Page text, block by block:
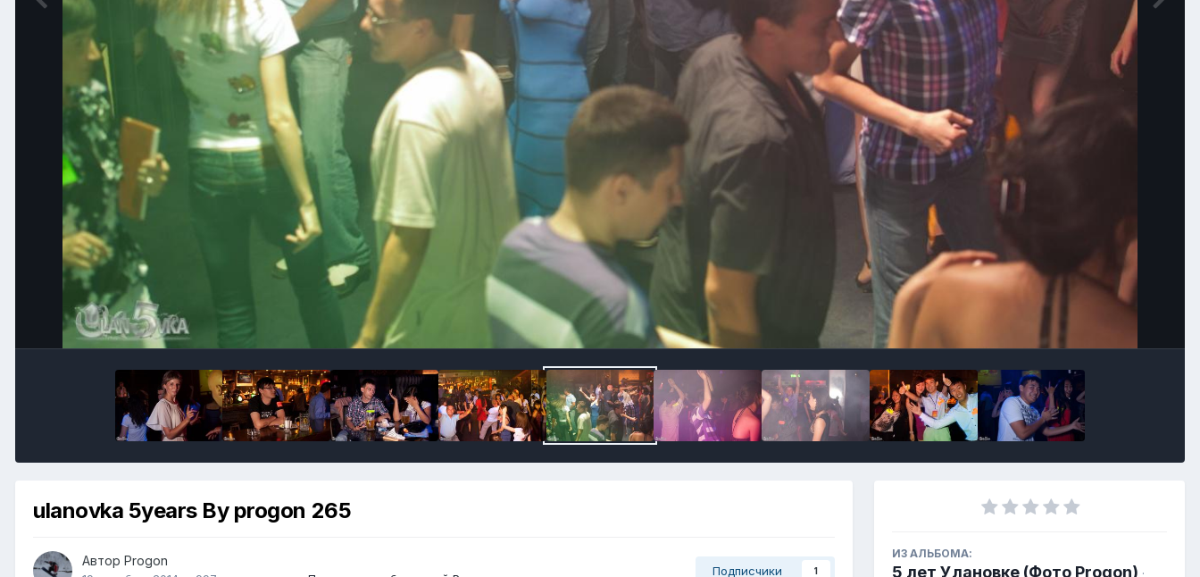
ulanovka 5years By progon 265
Автор Progon
Подписчики 1
ИЗ АЛЬБОМА:
5 лет Улановке (Фото Progon) ·